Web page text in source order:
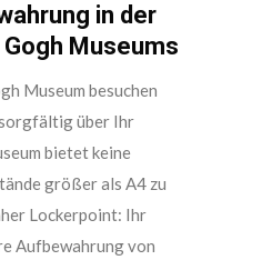
in der
Museums
Museum besuchen
sorgfältig über Ihr
bietet keine
größer als A4 zu
Lockerpoint: Ihr
Aufbewahrung von